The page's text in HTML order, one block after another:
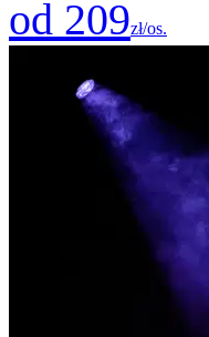
od 209zł/os.